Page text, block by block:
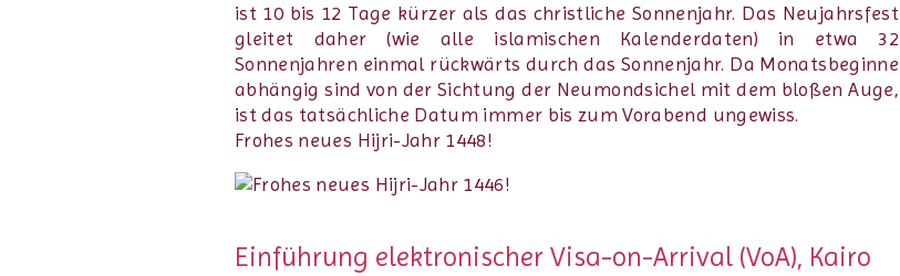
ist 10 bis 12 Tage kürzer als das christliche Sonnenjahr. Das Neujahrsfest
gleitet daher (wie alle islamischen Kalenderdaten) in etwa 32
Sonnenjahren einmal rückwärts durch das Sonnenjahr. Da Monatsbeginne
abhängig sind von der Sichtung der Neumondsichel mit dem bloßen Auge,
ist das tatsächliche Datum immer bis zum Vorabend ungewiss.
Frohes neues Hijri-Jahr 1448!
Einführung elektronischer Visa-on-Arrival (VoA), Kairo